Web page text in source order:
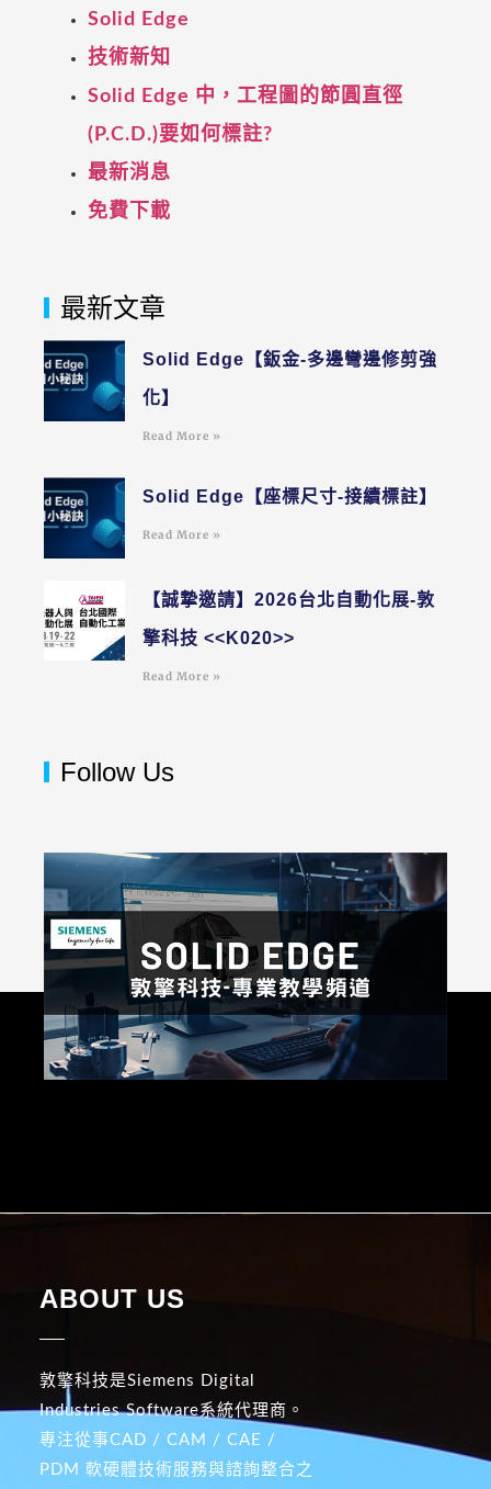
Solid Edge
技術新知
Solid Edge 中，工程圖的節圓直徑
(P.C.D.)要如何標註?
最新消息
免費下載
最新文章
Solid Edge【鈑金-多邊彎邊修剪強
化】
Read More »
Solid Edge【座標尺寸-接續標註】
Read More »
【誠摯邀請】2026台北自動化展-敦
擎科技 <<K020>>
Read More »
Follow Us
ABOUT US
敦擎科技是Siemens Digital
Industries Software系統代理商。
專注從事CAD / CAM / CAE /
PDM 軟硬體技術服務與諮詢整合之